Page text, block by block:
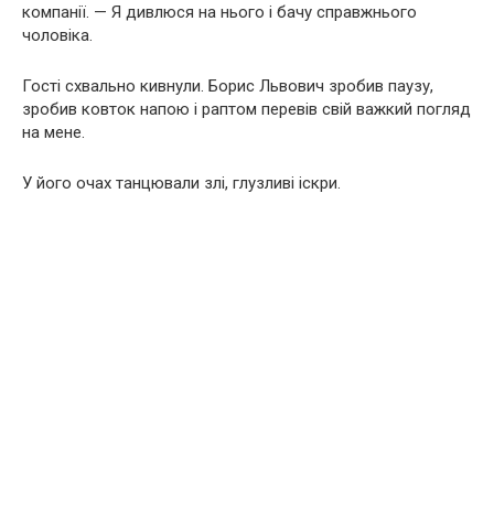
компанії. — Я дивлюся на нього і бачу справжнього
чоловіка.
Гості схвально кивнули. Борис Львович зробив паузу,
зробив ковток напою і раптом перевів свій важкий погляд
на мене.
У його очах танцювали злі, глузливі іскри.